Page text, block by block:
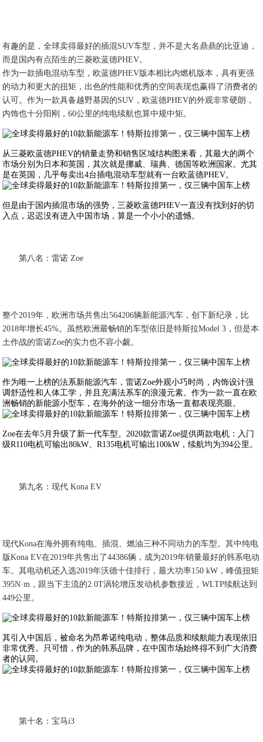
有趣的是，全球卖得最好的插混SUV车型，并不是大名鼎鼎的比亚迪，
而是国内有点陌生的三菱欧蓝德PHEV。
作为一款插电混动车型，欧蓝德PHEV版本相比内燃机版本，具有更强
的动力和更大的扭矩，出色的性能和优秀的空间表现也赢得了消费者的
认可。作为一款具备越野基因的SUV，欧蓝德PHEV的外观非常硬朗，
内饰也十分阳刚，60公里的纯电续航也算中规中矩。
从三菱欧蓝德PHEV的销量走势和销售区域结构图来看，其最大的两个
市场分别为日本和英国，其次就是挪威、瑞典、德国等欧洲国家。尤其
是在英国，几乎每卖出4台插电混动车型就有一台欧蓝德PHEV。
但是由于国内插混市场的强势，三菱欧蓝德PHEV一直没有找到好的切
入点，迟迟没有进入中国市场，算是一个小小的遗憾。
第八名：雷诺 Zoe
整个2019年，欧洲市场共售出564206辆新能源汽车，创下新纪录，比
2018年增长45%。虽然欧洲最畅销的车型依旧是特斯拉Model 3，但是本
土作战的雷诺Zoe的实力也不容小觑。
作为唯一上榜的法系新能源汽车，雷诺Zoe外观小巧时尚，内饰设计强
调舒适性和人体工学，并且充满法系车的浪漫元素。作为一款一直在欧
洲畅销的新能源小型车，在海外的这一细分市场一直都表现亮眼。
Zoe在去年5月升级了新一代车型。2020款雷诺Zoe提供两款电机：入门
级R110电机可输出80kW、R135电机可输出100kW，续航均为394公里。
第九名：现代 Kona EV
现代Kona在海外拥有纯电、插混、燃油三种不同动力的车型。其中纯电
版Kona EV在2019年共售出了44386辆，成为2019年销量最好的韩系电动
车。其电动机还入选2019年沃德十佳排行，最大功率150 kW，峰值扭矩
395N·m，跟当下主流的2.0T涡轮增压发动机参数接近，WLTP续航达到
449公里。
其引入中国后，被命名为昂希诺纯电动，整体品质和续航能力表现依旧
非常优秀。只可惜，作为的韩系品牌，在中国市场始终得不到广大消费
者的认同。
第十名：宝马i3